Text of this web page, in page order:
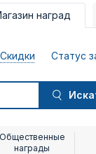
наград
Скидки Статус
Общественные
награды